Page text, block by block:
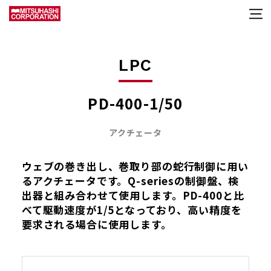
LPC
PD-400-1/50
アクチェータ
ウェブの巻き出し、巻取り部の蛇行制御に用い
るアクチェータです。Q-seriesの制御盤、検
出器と組み合わせて使用します。PD-400と比
べて駆動速度が1/5となっており、高い精度を
要求される場合に使用します。